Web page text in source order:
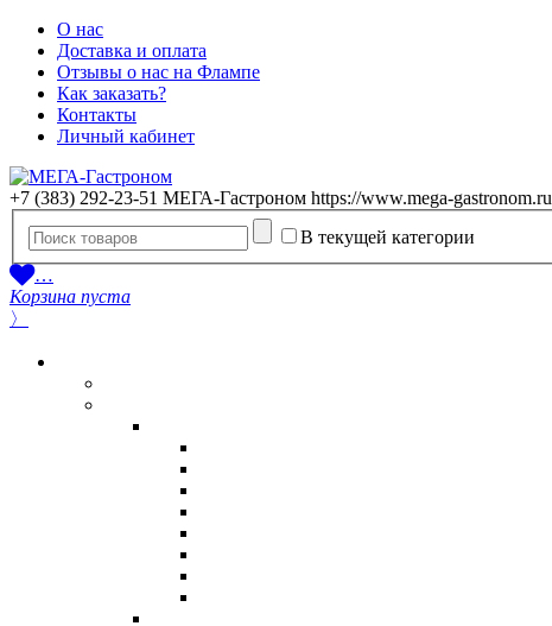
О нас
Доставка и оплата
Отзывы о нас на Флампе
Как заказать?
Контакты
Личный кабинет
+7 (383) 292-23-51 МЕГА-Гастроном https://www.mega-gastronom.ru
В текущей категории
…
Корзина пуста
〉